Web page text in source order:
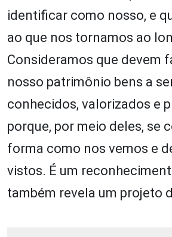
identificar como nosso, e
ao que nos tornamos ao
Consideramos que devem
nosso patrimônio bens a
conhecidos, valorizados e
porque, por meio deles, se
forma como nos vemos e
vistos. É um
também revela um projeto